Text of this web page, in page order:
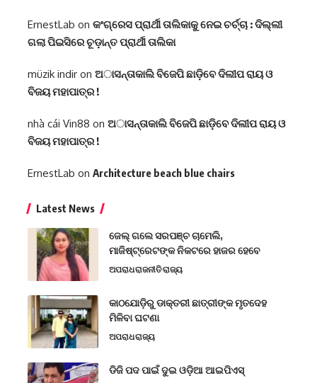
ErnestLab on କଂଗ୍ରେସ ପ୍ରାର୍ଥୀ ତାଲିକାକୁ ନେଇ ଚର୍ଚ୍ଚା : ଦିଲ୍ଲୀ
ଗଲା ପିଇସିରେ ଚୂଡ଼ାନ୍ତ ପ୍ରାର୍ଥୀ ତାଲିକା
müzik indir on ଅାସନ୍ତାକାଲି ବିଜେପି ଛାଡ଼ିବେ ଦିଲୀପ ରାୟ ଓ
ବିଜୟ ମହାପାତ୍ର !
nhà cái Vin88 on ଅାସନ୍ତାକାଲି ବିଜେପି ଛାଡ଼ିବେ ଦିଲୀପ ରାୟ ଓ
ବିଜୟ ମହାପାତ୍ର !
ErnestLab on Architecture beach blue chairs
Latest News
ଜେଲ୍ ଗଲେ ସରପଞ୍ଚ ଚାମେଲି,
ମାଜିଷ୍ଟ୍ରେଟଙ୍କ ନିକଟରେ ହାଜର ହେବେ
ଅପରାଧରାଜନୀତିରାଜ୍ୟ
କାଠଯୋଡ଼ିରୁ ଡାକ୍ତରୀ ଛାତ୍ରୀଙ୍କ ମୃତଦେହ
ମିଳିବା ଘଟଣା
ଅପରାଧରାଜ୍ୟ
ଡିଜି ପଦ ପାଇଁ ଦୁଇ ଓଡ଼ିଆ ଆଇପିଏସ୍